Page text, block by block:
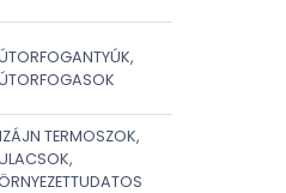
TERMOSZOK,